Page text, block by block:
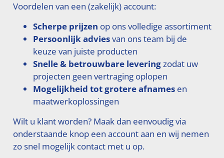
Voordelen van een (zakelijk) account:
Scherpe prijzen op ons volledige assortiment
Persoonlijk adviesvan ons team bij de
keuze van juiste producten
Snelle & betrouwbare leveringzodat uw
projecten geen vertraging oplopen
Mogelijkheid tot grotere afnamesen
maatwerkoplossingen
Wilt u klant worden? Maak dan eenvoudig via
onderstaande knop een account aan en wij nemen
zo snel mogelijk contact met u op.